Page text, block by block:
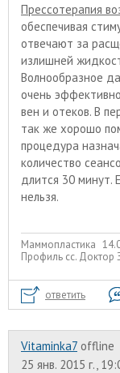
Прессотерапия
обеспечивая
отвечают за
излишней
Волнообразное
очень
вен и отеков. В
так же хорошо
процедура
количество
длится 30 минут.
нельзя.
Маммопластика
Профиль сс. Доктор
ответить
Vitaminka7 offline
25 янв. 2015 г.,